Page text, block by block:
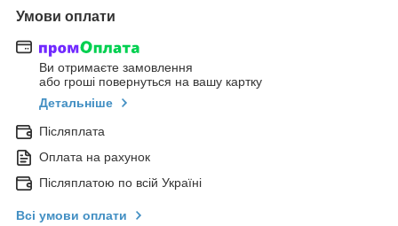
Умови оплати
Ви отримаєте замовлення
або гроші повернуться на вашу картку
Детальніше
Післяплата
Оплата на рахунок
Післяплатою по всій Україні
Всі умови оплати